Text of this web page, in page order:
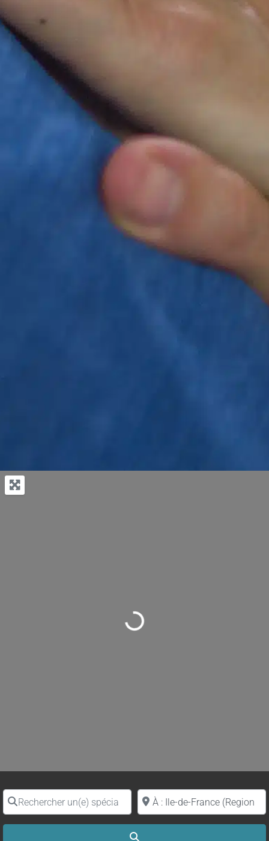
Loading...
Rechercher un(e) spécialiste par nomProche de (ville ou région)